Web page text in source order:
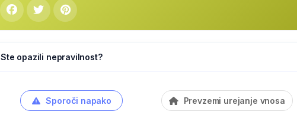
Ste opazili nepravilnost?
Sporoči napako Prevzemi urejanje vnosa